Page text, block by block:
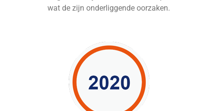
wat de zijn onderliggende oorzaken.